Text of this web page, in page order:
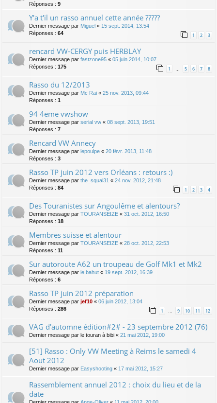
Réponses : 9
Y'a t'il un rasso annuel cette année ?????
Dernier message par Miguel « 15 sept. 2014, 13:54
Réponses : 64 1 2 3
rencard VW-CERGY puis HERBLAY
Dernier message par fastzone95 « 05 juin 2014, 10:07
Réponses : 175 1 … 5 6 7 8
Rasso du 12/2013
Dernier message par Mc Rai « 25 nov. 2013, 09:44
Réponses : 1
94 4eme vwshow
Dernier message par serial vw « 08 sept. 2013, 19:51
Réponses : 7
Rencard VW Annecy
Dernier message par lepoulpe « 20 févr. 2013, 11:48
Réponses : 3
Rasso TP juin 2012 vers Orléans : retours :)
Dernier message par the_squal31 « 24 nov. 2012, 21:48
Réponses : 84 1 2 3 4
Des Touranistes sur Angoulême et alentours?
Dernier message par TOURANSEIZE « 31 oct. 2012, 16:50
Réponses : 18
Membres suisse et alentour
Dernier message par TOURANSEIZE « 28 oct. 2012, 22:53
Réponses : 11
Sur autoroute A62 un troupeau de Golf Mk1 et Mk2
Dernier message par le bahut « 19 sept. 2012, 16:39
Réponses : 6
Rasso TP juin 2012 préparation
Dernier message par jef10 « 06 juin 2012, 13:04
Réponses : 286 1 … 9 10 11 12
VAG d'automne édition#2# - 23 septembre 2012 (76)
Dernier message par le touran à bibi « 21 mai 2012, 19:00
[51] Rasso : Only VW Meeting à Reims le samedi 4
Aout 2012
Dernier message par Easyshooting « 17 mai 2012, 15:27
Rassemblement annuel 2012 : choix du lieu et de la
date